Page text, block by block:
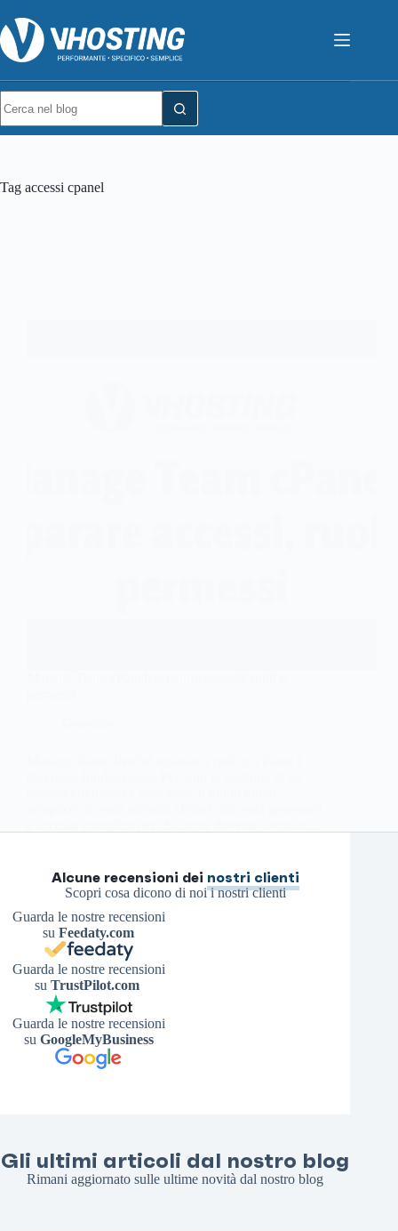
Tag accessi cpanel
Alcune recensioni dei nostri clienti
Scopri cosa dicono di noi i nostri clienti
Guarda le nostre recensioni
suFeedaty.com
Guarda le nostre recensioni
su TrustPilot.com
Guarda le nostre recensioni
su GoogleMyBusiness
Gli ultimi articoli dal nostro blog
Rimani aggiornato sulle ultime novità dal nostro blog